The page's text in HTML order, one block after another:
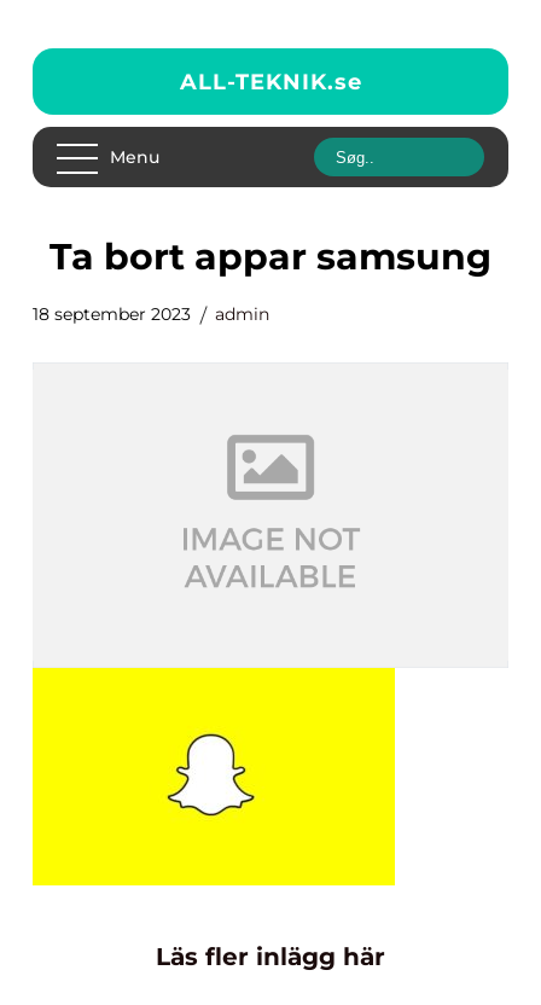
ALL-TEKNIK.se
Menu
ta bort appar samsung
18 september 2023 admin
Läs fler inlägg här